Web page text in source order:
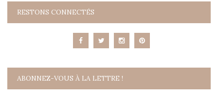
RESTONS CONNECTÉS
ABONNEZ-VOUS À LA LETTRE !